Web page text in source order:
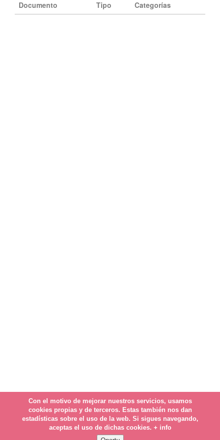
Documento Tipo Categorías
Con el motivo de mejorar nuestros servicios, usamos
cookies propias y de terceros. Estas también nos dan
estadísticas sobre el uso de la web. Si sigues navegando,
aceptas el uso de dichas cookies. + info